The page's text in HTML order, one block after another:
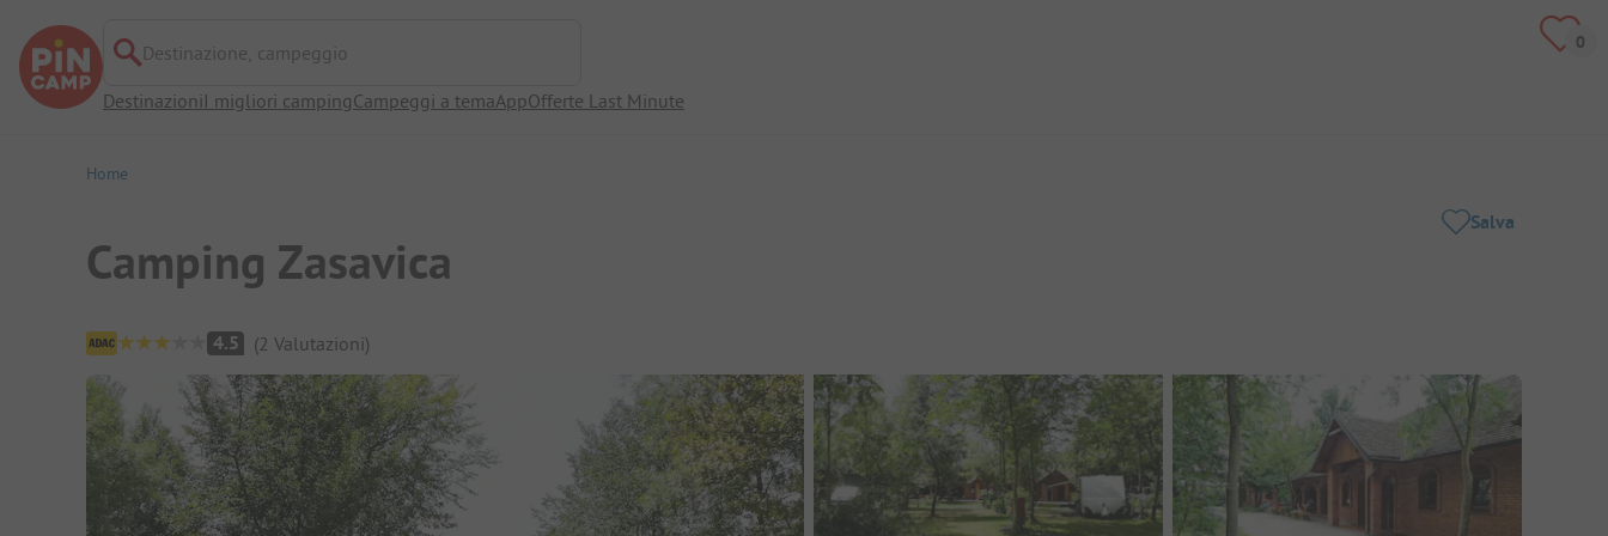
Destinazione, campeggio
DestinazioniI migliori campingCampeggi a temaAppOfferte Last Minute
Home
Camping Zasavica
Salva
Panoramica del campeggio
4.5 (2 Valutazioni)